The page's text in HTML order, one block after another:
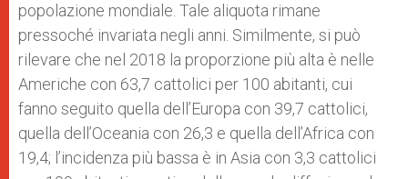
popolazione mondiale. Tale aliquota rimane
pressoché invariata negli anni. Similmente, si può
rilevare che nel 2018 la proporzione più alta è nelle
Americhe con 63,7 cattolici per 100 abitanti, cui
fanno seguito quella dell’Europa con 39,7 cattolici,
quella dell’Oceania con 26,3 e quella dell’Africa con
19,4; l’incidenza più bassa è in Asia con 3,3 cattolici